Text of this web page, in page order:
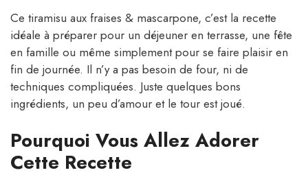
Ce tiramisu aux fraises & mascarpone, c’est la recette
idéale à préparer pour un déjeuner en terrasse, une fête
en famille ou même simplement pour se faire plaisir en
fin de journée. Il n’y a pas besoin de four, ni de
techniques compliquées. Juste quelques bons
ingrédients, un peu d’amour et le tour est joué.
Pourquoi Vous Allez Adorer
Cette Recette